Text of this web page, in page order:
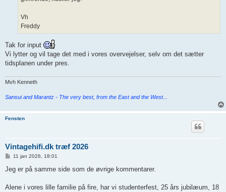
Vh
Freddy
Tak for input
Vi lytter og vil tage det med i vores overvejelser, selv om det sætter
tidsplanen under pres.
Mvh Kenneth
Sansui and Marantz - The very best, from the East and the West...
Fensten
Vintagehifi.dk træf 2026
d
g
11 jan 2026, 18:01
Jeg er på samme side som de øvrige kommentarer.
Alene i vores lille familie på fire, har vi studenterfest, 25 års jubilæum, 18